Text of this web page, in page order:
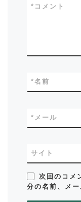
コメント
*
名前
*
メール
*
サイト
次回のコメ
分の名前、メ